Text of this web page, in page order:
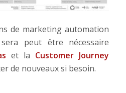
de marketing automation
peut être nécessaire
et la Customer Journey
de nouveaux si besoin.